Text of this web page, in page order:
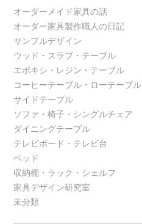
オーダーメイド家具の話
オーダー家具製作職人の日記
サンプルデザイン
ウッド・スラブ・テーブル
エポキシ・レジン・テーブル
コーヒーテーブル・ローテーブル
サイドテーブル
ソファ・椅子・シングルチェア
ダイニングテーブル
テレビボード・テレビ台
ベッド
収納棚・ラック・シェルフ
家具デザイン研究室
未分類